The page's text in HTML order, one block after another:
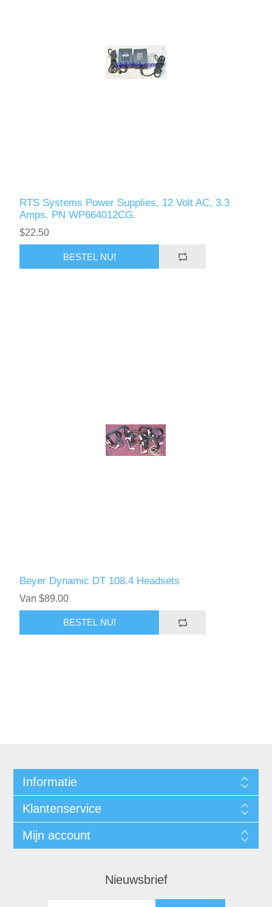
RTS Systems Power Supplies, 12 Volt AC, 3.3
Amps. PN WP664012CG.
$22.50
BESTEL NU!
Beyer Dynamic DT 108.4 Headsets
Van $89.00
BESTEL NU!
Informatie
Klantenservice
Mijn account
Nieuwsbrief